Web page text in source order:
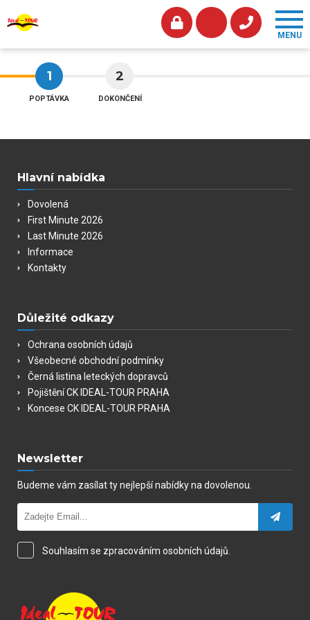
1
POPTÁVKA
2
DOKONČENÍ
Hlavní nabídka
Dovolená
First Minute 2026
Last Minute 2026
Informace
Kontakty
Důležité odkazy
Ochrana osobních údajů
Všeobecné obchodní podmínky
Černá listina leteckých dopravců
Pojištění CK IDEAL-TOUR PRAHA
Koncese CK IDEAL-TOUR PRAHA
Newsletter
Budeme vám zasílat ty nejlepší nabídky na dovolenou.
Souhlasím se zpracováním osobních údajů.